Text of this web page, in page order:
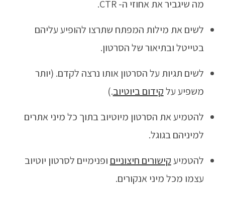
מה שיגביר את אחוזי ה- CTR.
לשים את מילות המפתח שתרצו להופיע עליהם
בטייטל ובתיאור של הסרטון.
לשים תגיות על הסרטון אותו נרצה לקדם. (יותר
משפיע עלקידום ביוטיוב.)
להטמיע את הסרטון מיוטיוב בתוך כל מיני אתרים
למיניהם בגוגל.
להטמיעקישורים חיצוניים ופנימיים לסרטון יוטיוב
עצמו מכל מיני אנקורים.